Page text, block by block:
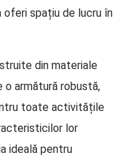
oferi spațiu de lucru în
din materiale
o armătură robustă,
toate activitățile
lor
ideală pentru